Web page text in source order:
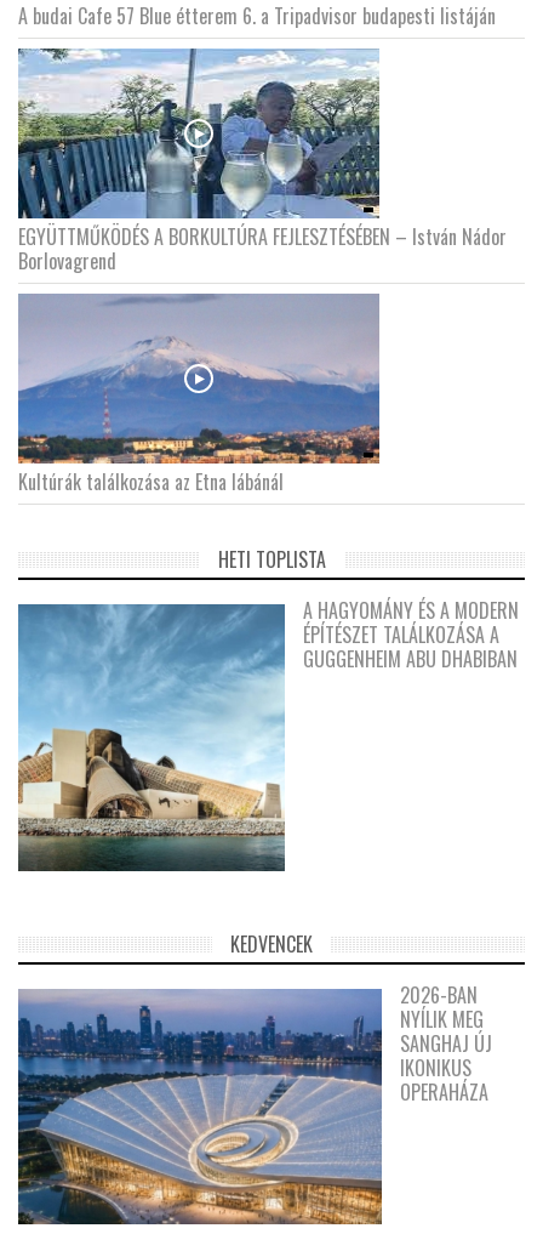
A budai Cafe 57 Blue étterem 6. a Tripadvisor budapesti listáján
EGYÜTTMŰKÖDÉS A BORKULTÚRA FEJLESZTÉSÉBEN – István Nádor
Borlovagrend
Kultúrák találkozása az Etna lábánál
HETI TOPLISTA
A HAGYOMÁNY ÉS A MODERN
ÉPÍTÉSZET TALÁLKOZÁSA A
GUGGENHEIM ABU DHABIBAN
KEDVENCEK
2026-BAN
NYÍLIK MEG
SANGHAJ ÚJ
IKONIKUS
OPERAHÁZA